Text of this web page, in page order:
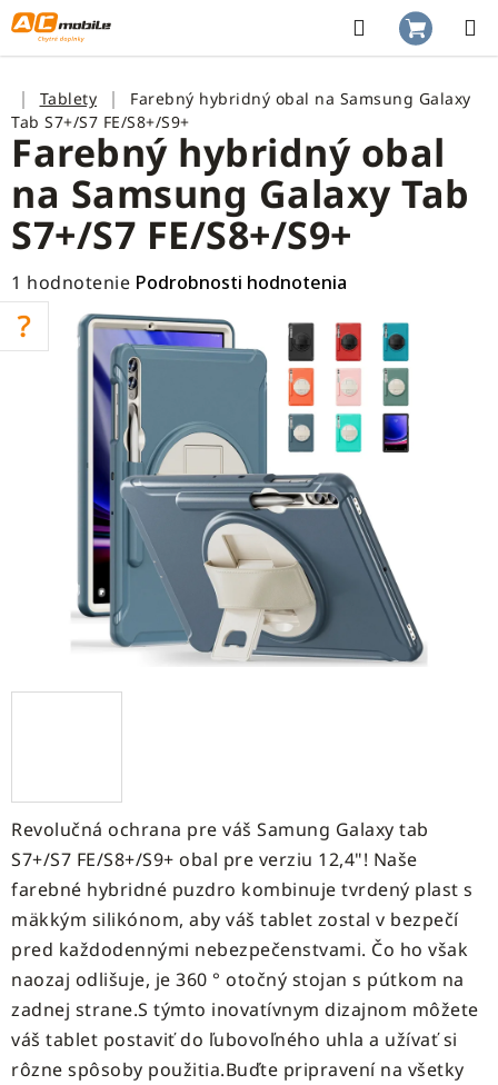
Prejsť
na
obsah
Hľadať
KOŠÍK
DomovTablety
Farebný hybridný obal na Samsung Galaxy
Tab S7+/S7 FE/S8+/S9+
Revolučná ochrana pre váš Samung Galaxy tab
S7+/S7 FE/S8+/S9+ obal pre verziu 12,4"! Naše
farebné hybridné puzdro kombinuje tvrdený plast s
mäkkým silikónom, aby váš tablet zostal v bezpečí
pred každodennými nebezpečenstvami. Čo ho však
naozaj odlišuje, je 360 ° otočný stojan s pútkom na
zadnej strane.S týmto inovatívnym dizajnom môžete
váš tablet postaviť do ľubovoľného uhla a užívať si
rôzne spôsoby použitia.Buďte pripravení na všetky
Farebný hybridný obal
na Samsung Galaxy Tab
S7+/S7 FE/S8+/S9+
Priemerné
hodnotenie
produktu
hviezdičiek.
1 hodnotenie Podrobnosti hodnotenia